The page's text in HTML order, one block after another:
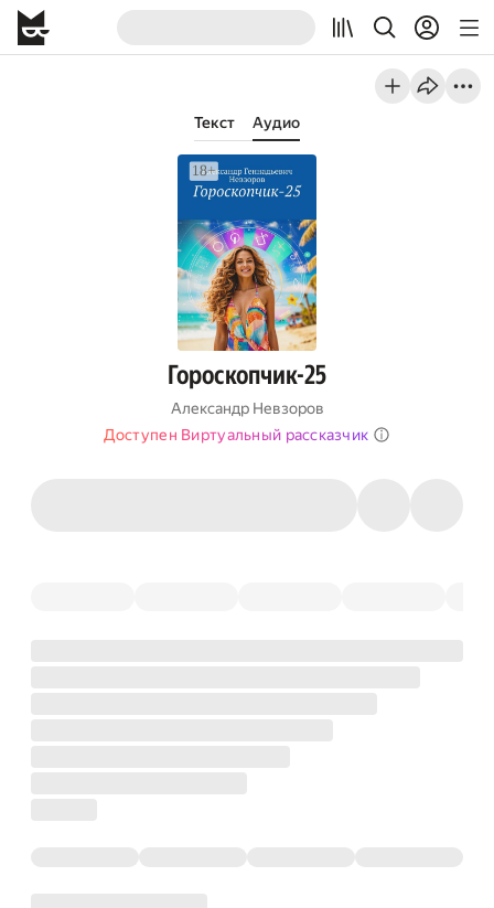
Текст Аудио
Гороскопчик-25
Александр Невзоров
Доступен Виртуальный рассказчик